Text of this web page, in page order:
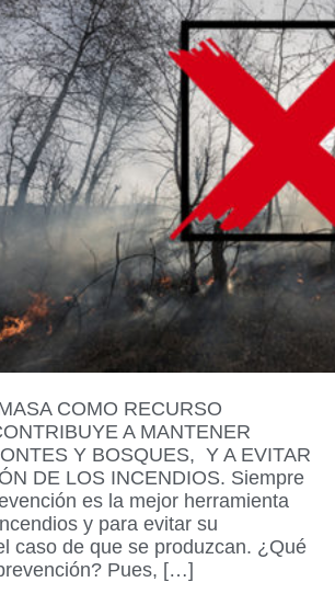
COMO RECURSO
A MANTENER
Y BOSQUES, Y A EVITAR
DE LOS INCENDIOS. Siempre
es la mejor herramienta
y para evitar su
caso de que se produzcan. ¿Qué
Pues, […]